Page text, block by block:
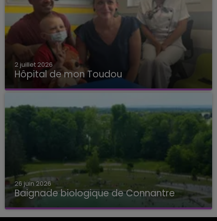
2 juillet 2026
Hôpital de mon Toudou
Hôpital de mon Toudou
26 juin 2026
Baignade biologique de Connantre
Baignade biologique de Connantre